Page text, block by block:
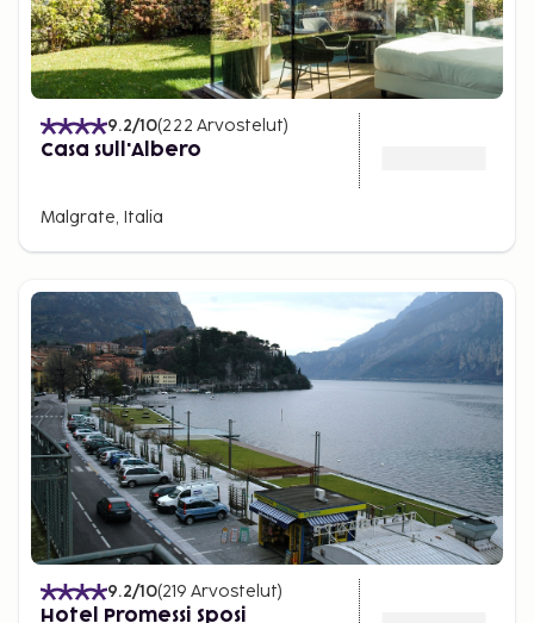
9.2/10(222 Arvostelut)
Casa sull'Albero
Malgrate, Italia
9.2/10(219 Arvostelut)
Hotel Promessi Sposi